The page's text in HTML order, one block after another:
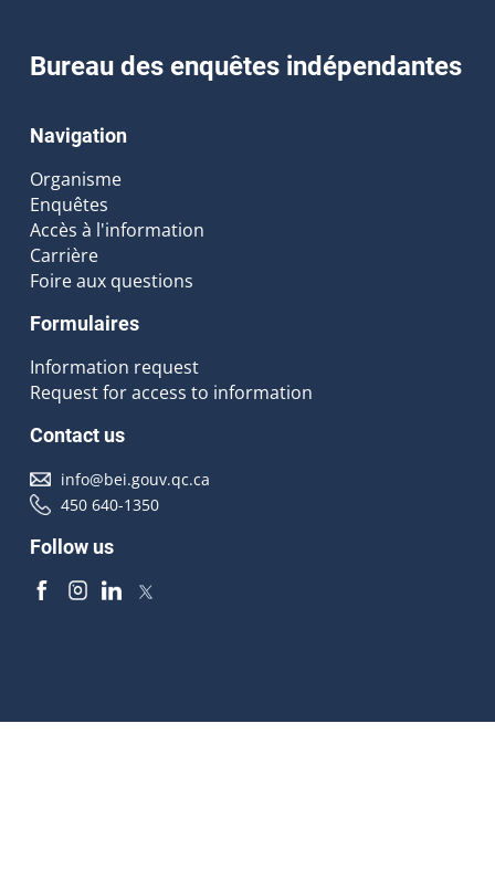
Bureau des enquêtes indépendantes
Navigation
Organisme
Enquêtes
Accès à l'information
Carrière
Foire aux questions
Formulaires
Information request
Request for access to information
Contact us
info@bei.gouv.qc.ca
450 640-1350
Follow us